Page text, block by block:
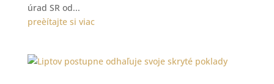
úrad SR od...
preèítajte si viac